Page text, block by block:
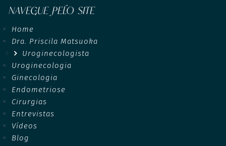
NAVEGUE PELO SITE
Home
Dra. Priscila Matsuoka
Uroginecologista
Uroginecologia
Ginecologia
Endometriose
Cirurgias
Entrevistas
Vídeos
Blog